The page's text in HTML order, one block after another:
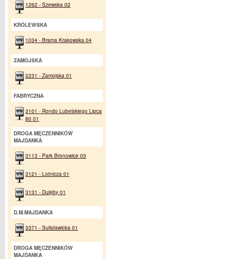
1262 - Szewska 02
KRÓLEWSKA
1034 - Brama Krakowska 04
ZAMOJSKA
2231 - Zamojska 01
FABRYCZNA
3101 - Rondo Lubelskiego Lipca
80 01
DROGA MĘCZENNIKÓW
MAJDANKA
3113 - Park Bronowice 03
3121 - Lotnicza 01
3131 - Dulęby 01
D.M.MAJDANKA
3371 - Sulisławicka 01
DROGA MĘCZENNIKÓW
MAJDANKA